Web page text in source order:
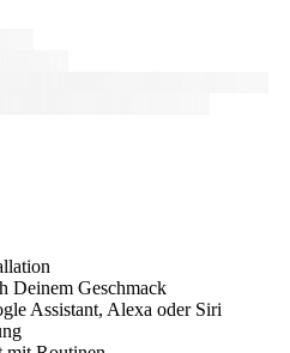
Deinem Geschmack
Assistant, Alexa oder Siri